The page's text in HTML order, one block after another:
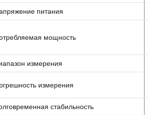
питания
мощность
измерения
измерения
стабильность